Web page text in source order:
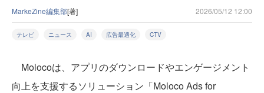
MarkeZine編集部[著] 2026/05/12 12:00
テレビ ニュース AI 広告最適化 CTV
Molocoは、アプリのダウンロードやエンゲージメント
向上を支援するソリューション「Moloco Ads for